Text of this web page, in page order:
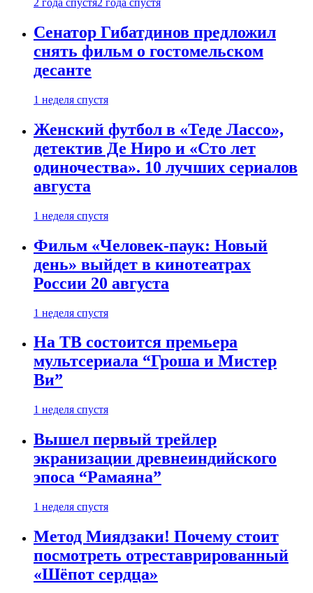
2 года спустя2 года спустя
Сенатор Гибатдинов предложил
снять фильм о гостомельском
десанте
1 неделя спустя
Женский футбол в «Теде Лассо»,
детектив Де Ниро и «Сто лет
одиночества». 10 лучших сериалов
августа
1 неделя спустя
Фильм «Человек-паук: Новый
день» выйдет в кинотеатрах
России 20 августа
1 неделя спустя
На ТВ состоится премьера
мультсериала “Гроша и Мистер
Ви”
1 неделя спустя
Вышел первый трейлер
экранизации древнеиндийского
эпоса “Рамаяна”
1 неделя спустя
Метод Миядзаки! Почему стоит
посмотреть отреставрированный
«Шёпот сердца»